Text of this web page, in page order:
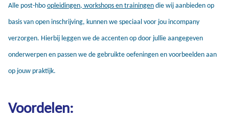
Alle post-hboopleidingen, workshops en trainingendie wij aanbieden op
basis van open inschrijving, kunnen we speciaal voor jou incompany
verzorgen. Hierbij leggen we de accenten op door jullie aangegeven
onderwerpen en passen we de gebruikte oefeningen en voorbeelden aan
op jouw praktijk.
Voordelen: